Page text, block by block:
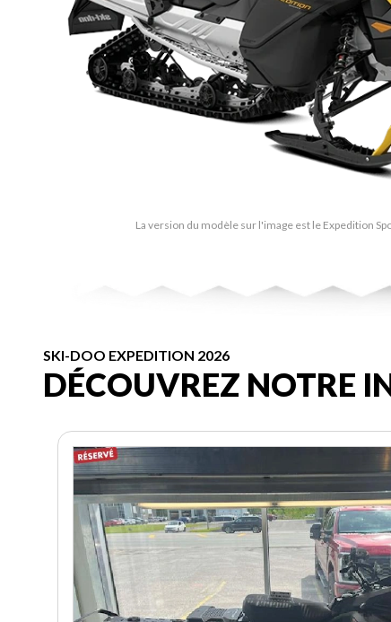
La version du modèle sur l'image est le Expedition
SKI-DOO EXPEDITION 2026
DÉCOUVREZ NOTRE